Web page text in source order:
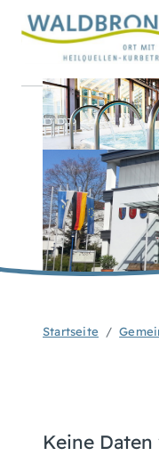
Startseite
Keine